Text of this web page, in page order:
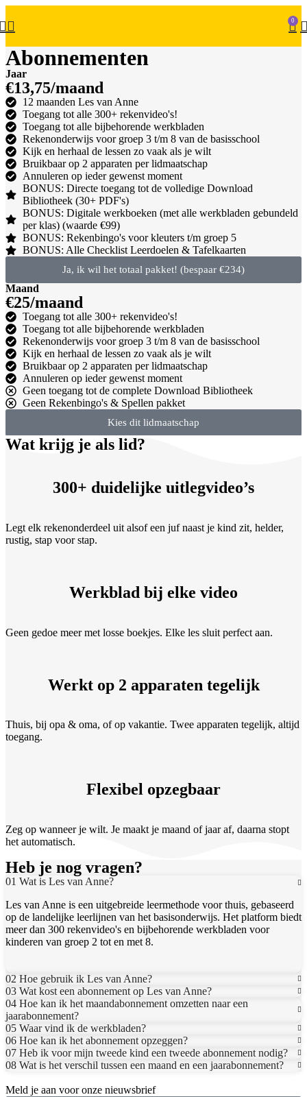
0
Abonnementen
Jaar
€13,75/maand
12 maanden Les van Anne
Toegang tot alle 300+ rekenvideo's!
Toegang tot alle bijbehorende werkbladen
Rekenonderwijs voor groep 3 t/m 8 van de basisschool
Kijk en herhaal de lessen zo vaak als je wilt
Bruikbaar op 2 apparaten per lidmaatschap
Annuleren op ieder gewenst moment
BONUS: Directe toegang tot de volledige Download
Bibliotheek (30+ PDF's)
BONUS: Digitale werkboeken (met alle werkbladen gebundeld
per klas) (waarde €99)
BONUS: Rekenbingo's voor kleuters t/m groep 5
BONUS: Alle Checklist Leerdoelen & Tafelkaarten
Ja, ik wil het totaal pakket! (bespaar €234)
Maand
€25/maand
Toegang tot alle 300+ rekenvideo's!
Toegang tot alle bijbehorende werkbladen
Rekenonderwijs voor groep 3 t/m 8 van de basisschool
Kijk en herhaal de lessen zo vaak als je wilt
Bruikbaar op 2 apparaten per lidmaatschap
Annuleren op ieder gewenst moment
Geen toegang tot de complete Download Bibliotheek
Geen Rekenbingo's & Spellen pakket
Kies dit lidmaatschap
Wat krijg je als lid?
300+ duidelijke uitlegvideo’s
Legt elk rekenonderdeel uit alsof een juf naast je kind zit, helder,
rustig, stap voor stap.
Werkblad bij elke video
Geen gedoe meer met losse boekjes. Elke les sluit perfect aan.
Werkt op 2 apparaten tegelijk
Thuis, bij opa & oma, of op vakantie. Twee apparaten tegelijk, altijd
toegang.
Flexibel opzegbaar
Zeg op wanneer je wilt. Je maakt je maand of jaar af, daarna stopt
het automatisch.
Heb je nog vragen?
01 Wat is Les van Anne?
Les van Anne is een uitgebreide leermethode voor thuis, gebaseerd
op de landelijke leerlijnen van het basisonderwijs. Het platform biedt
meer dan 300 rekenvideo's en bijbehorende werkbladen voor
kinderen van groep 2 tot en met 8.
02 Hoe gebruik ik Les van Anne?
03 Wat kost een abonnement op Les van Anne?
04 Hoe kan ik het maandabonnement omzetten naar een
jaarabonnement?
05 Waar vind ik de werkbladen?
06 Hoe kan ik het abonnement opzeggen?
07 Heb ik voor mijn tweede kind een tweede abonnement nodig?
08 Wat is het verschil tussen een maand en een jaarabonnement?
Meld je aan voor onze nieuwsbrief